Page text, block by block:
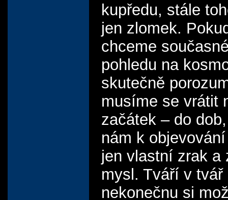
kupředu, stále
jen zlomek.
chceme
pohledu na
skutečně
musíme se vrátit
začátek – do
nám k
jen vlastní zrak a
mysl. Tváří v tvář
nekonečnu si